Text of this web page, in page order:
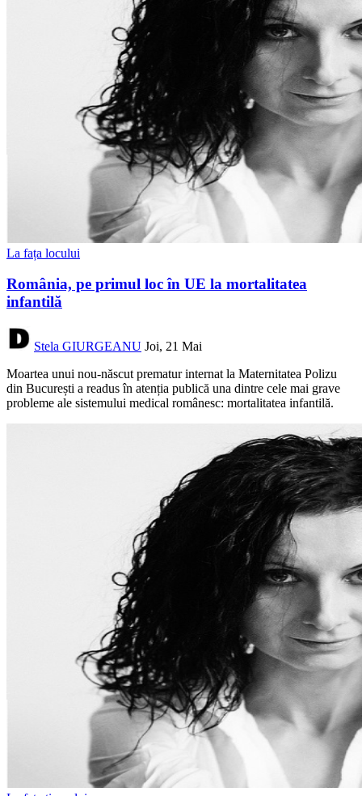
La fața locului
România, pe primul loc în UE la mortalitatea
infantilă
Stela GIURGEANU Joi, 21 Mai
Moartea unui nou-născut prematur internat la Maternitatea Polizu
din București a readus în atenția publică una dintre cele mai grave
probleme ale sistemului medical românesc: mortalitatea infantilă.